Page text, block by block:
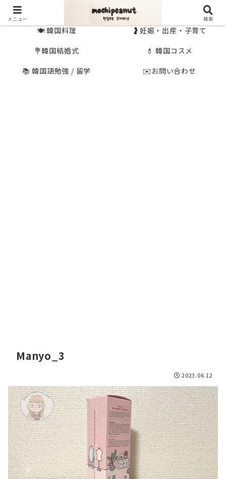
🍽 韓国料理
🤰妊娠・出産・子育て
💐韓国結婚式
💄 韓国コスメ
📚 韓国語勉強 / 留学
✉️お問い合わせ
Manyo_3
2023.06.12
メニュー 検索